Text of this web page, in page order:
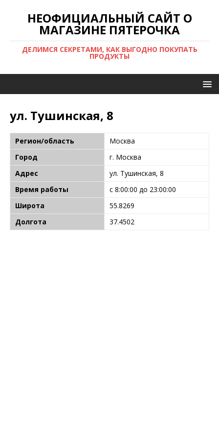
НЕОФИЦИАЛЬНЫЙ САЙТ О
МАГАЗИНЕ ПЯТЕРОЧКА
ДЕЛИМСЯ СЕКРЕТАМИ, КАК ВЫГОДНО ПОКУПАТЬ
ПРОДУКТЫ
ул. Тушинская, 8
Регион/область
Москва
Город
г. Москва
Адрес
ул. Тушинская, 8
Время работы
с 8:00:00 до 23:00:00
Широта
55.8269
Долгота
37.4502